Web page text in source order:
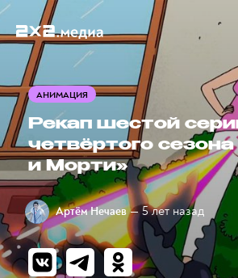
АНИМАЦИЯ
Рекап шестой
четвёртого
и Морти»
Артём Нечаев — 5 лет назад